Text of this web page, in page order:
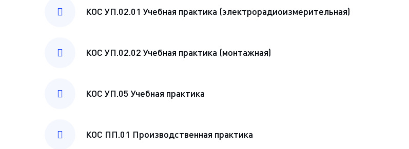
КОС УП.02.01 Учебная практика (электрорадиоизмерительная)
КОС УП.02.02 Учебная практика (монтажная)
КОС УП.05 Учебная практика
КОС ПП.01 Производственная практика